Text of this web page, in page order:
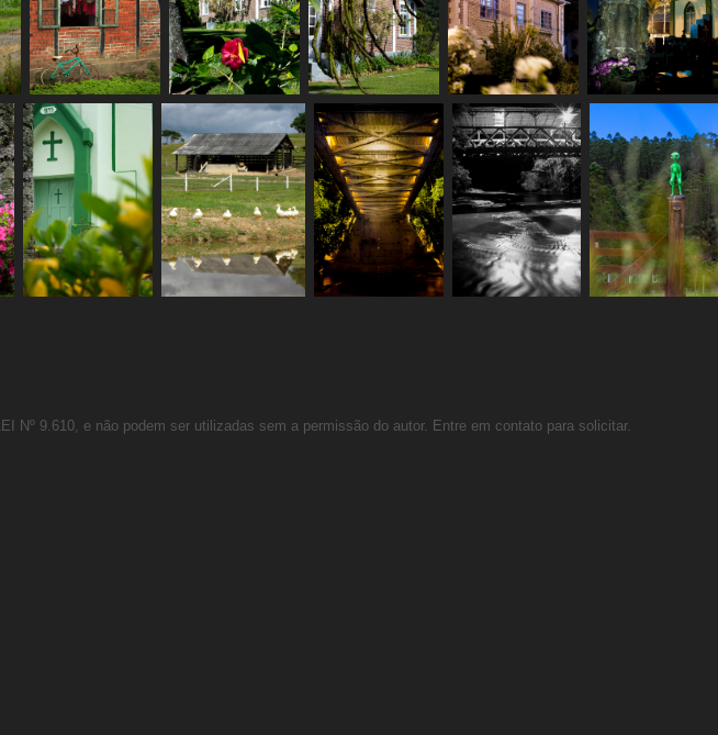
LEI Nº 9.610, e não podem ser utilizadas sem a permissão do autor. Entre em contato para solicitar.